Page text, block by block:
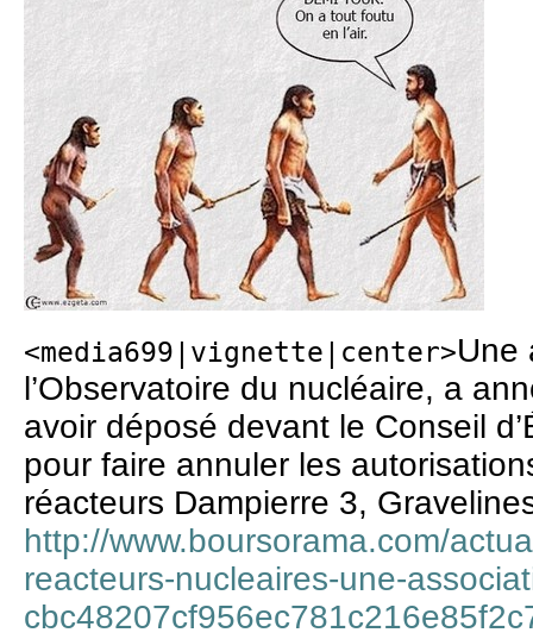
<media699|vignette|center>Une
l’Observatoire du nucléaire, a
avoir déposé devant le Conseil
pour faire annuler les
réacteurs Dampierre 3,
http://www.boursorama.com/
reacteurs-nucleaires-une-